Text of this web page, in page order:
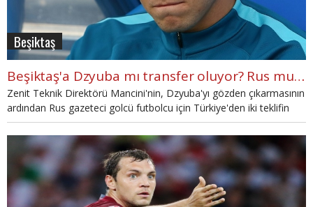
Beşiktaş
Beşiktaş'a Dzyuba mı transfer oluyor? Rus muhabirden açıklama!
Zenit Teknik Direktörü Mancini'nin, Dzyuba'yı gözden çıkarmasının
ardından Rus gazeteci golcü futbolcu için Türkiye'den iki teklifin
olduğunu söyledi. Akıllara Beşiktaş geldi.